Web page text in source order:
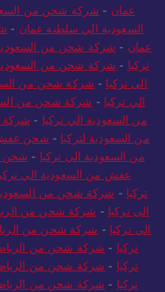
عمان - شركة شحن من
السعودية الي سلطنة عمان -
عمان - شركة شحن من السعودية
تركيا - شركة شحن من السعودية
الى تركيا - شركة شحن من
الي تركيا - شركة شحن من
من السعودية الي تركيا - شركة
من السعودية لتركيا - شحن عفش
من السعودية الي تركيا - شحن
عفش من السعودية الي
تركيا - شركة شحن من
الى تركيا - شركة شحن من
الي تركيا - شركة شحن من
تركيا - شركة شحن من
تركيا - شركة شحن من
تركيا - شركة شحن من